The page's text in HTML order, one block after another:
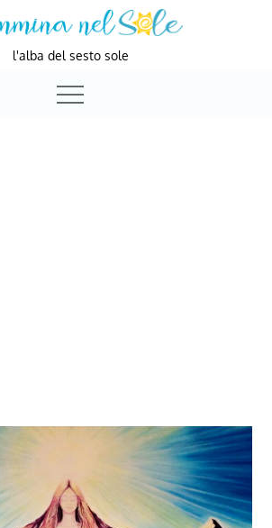
l'alba del sesto sole